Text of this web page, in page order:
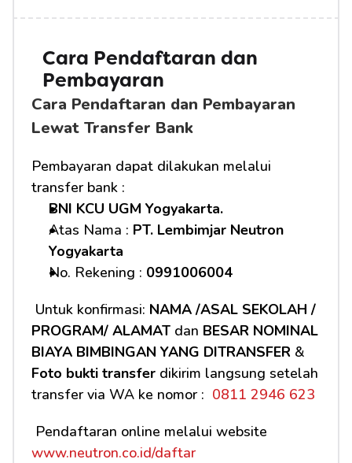
Cara Pendaftaran dan
Pembayaran
Cara Pendaftaran dan Pembayaran
Lewat Transfer Bank
Pembayaran dapat dilakukan melalui
transfer bank :
BNI KCU UGM Yogyakarta.
Atas Nama : PT. Lembimjar Neutron
Yogyakarta
No. Rekening : 0991006004
Untuk konfirmasi: NAMA /ASAL SEKOLAH /
PROGRAM/ ALAMAT dan BESAR NOMINAL
BIAYA BIMBINGAN YANG DITRANSFER
Foto bukti transfer dikirim langsung setelah
transfer via WA ke nomor : 0811 2946 623
www.neutron.co.id/daftar